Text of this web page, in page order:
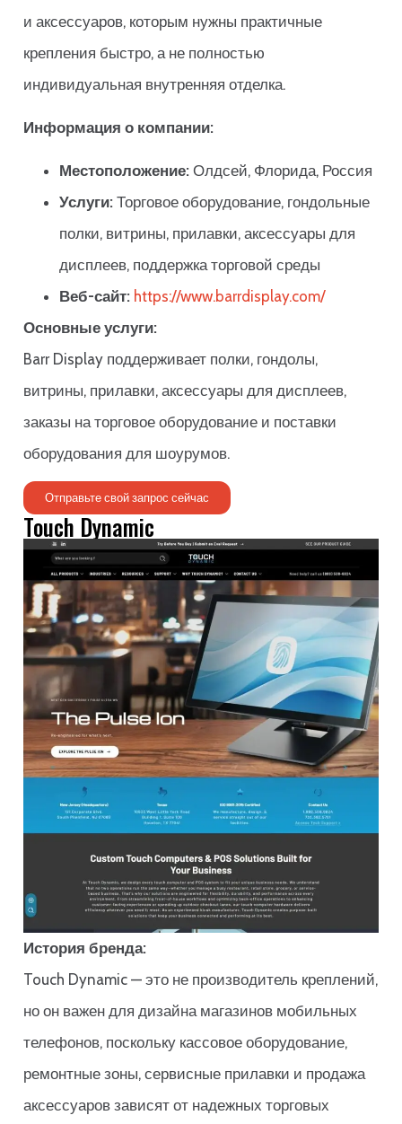
и аксессуаров, которым нужны практичные
крепления быстро, а не полностью
индивидуальная внутренняя отделка.
Информация о компании:
Местоположение: Олдсей, Флорида, Россия
Услуги: Торговое оборудование, гондольные
полки, витрины, прилавки, аксессуары для
дисплеев, поддержка торговой среды
Веб-сайт: https://www.barrdisplay.com/
Основные услуги:
Barr Display поддерживает полки, гондолы,
витрины, прилавки, аксессуары для дисплеев,
заказы на торговое оборудование и поставки
оборудования для шоурумов.
Отправьте свой запрос сейчас
Touch Dynamic
История бренда:
Touch Dynamic — это не производитель креплений,
но он важен для дизайна магазинов мобильных
телефонов, поскольку кассовое оборудование,
ремонтные зоны, сервисные прилавки и продажа
аксессуаров зависят от надежных торговых